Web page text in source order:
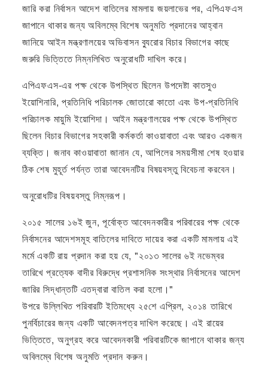
জারি করা নির্বাসন আদেশ বাতিলের মামলায় জয়লাভের পর, এপিএফএস
জাপানে থাকার জন্য অবিলম্বে বিশেষ অনুমতি প্রদানের আহ্বান
জানিয়ে আইন মন্ত্রণালয়ের অভিবাসন ব্যুরোর বিচার বিভাগের কাছে
জরুরি ভিত্তিতে নিম্নলিখিত অনুরোধটি দাখিল করে।
এপিএফএস-এর পক্ষ থেকে উপস্থিত ছিলেন উপদেষ্টা কাতসুও
ইয়োশিনারি, প্রতিনিধি পরিচালক জোতারো কাতো এবং উপ-প্রতিনিধি
পরিচালক মায়ুমি ইয়োশিদা। আইন মন্ত্রণালয়ের পক্ষ থেকে উপস্থিত
ছিলেন বিচার বিভাগের সহকারী কর্মকর্তা কাওয়াবাতা এবং আরও একজন
ব্যক্তি। জনাব কাওয়াবাতা জানান যে, আপিলের সময়সীমা শেষ হওয়ার
ঠিক শেষ মুহূর্ত পর্যন্ত তারা আবেদনটির বিষয়বস্তু বিবেচনা করবেন।
অনুরোধটির বিষয়বস্তু নিম্নরূপ।
২০১৫ সালের ১৬ই জুন, পূর্বোক্ত আবেদনকারীর পরিবারের পক্ষ থেকে
নির্বাসনের আদেশসমূহ বাতিলের দাবিতে দায়ের করা একটি মামলায় এই
মর্মে একটি রায় প্রদান করা হয় যে, "২০১৩ সালের ৬ই নভেম্বর
তারিখে প্রত্যেক বাদীর বিরুদ্ধে প্রশাসনিক সংস্থার নির্বাসনের আদেশ
জারির সিদ্ধান্তটি এতদ্বারা বাতিল করা হলো।"
উপরে উল্লিখিত পরিবারটি ইতিমধ্যে ২৫শে এপ্রিল, ২০১৪ তারিখে
পুনর্বিচারের জন্য একটি আবেদনপত্র দাখিল করেছে। এই রায়ের
ভিত্তিতে, অনুগ্রহ করে আবেদনকারী পরিবারটিকে জাপানে থাকার জন্য
অবিলম্বে বিশেষ অনুমতি প্রদান করুন।